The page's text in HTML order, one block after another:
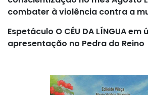
combater à violência contra a
Espetáculo O CÉU DA LÍNGUA em
apresentação no Pedra do Reino